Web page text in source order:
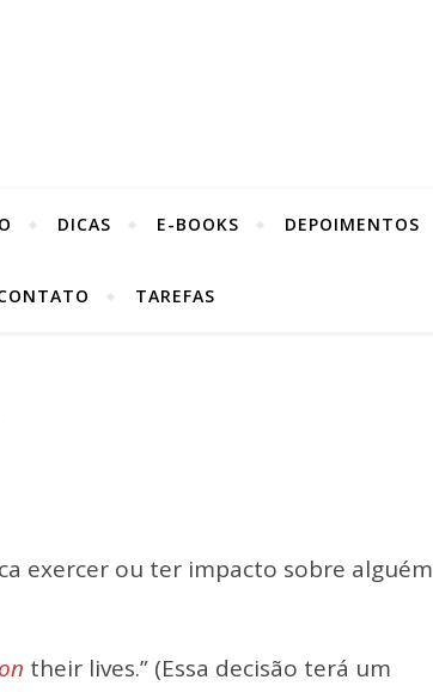
DICAS E-BOOKS DEPOIMENTOS
TAREFAS
exercer ou ter impacto sobre alguém
their lives.” (Essa decisão terá um